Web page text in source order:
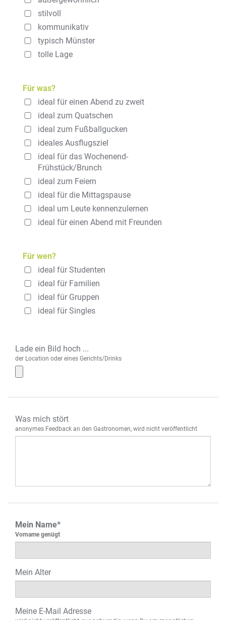
stilvoll
kommunikativ
typisch Münster
tolle Lage
Für was?
ideal für einen Abend zu zweit
ideal zum Quatschen
ideal zum Fußballgucken
ideales Ausflugsziel
ideal für das Wochenend-
Frühstück/Brunch
ideal zum Feiern
ideal für die Mittagspause
ideal um Leute kennenzulernen
ideal für einen Abend mit Freunden
Für wen?
ideal für Studenten
ideal für Familien
ideal für Gruppen
ideal für Singles
Lade ein Bild hoch ...
der Location oder eines Gerichts/Drinks
Was mich stört
anonymes Feedback an den Gastronomen, wird nicht veröffentlicht
Mein Name*
Vorname genügt
Mein Alter
Meine E-Mail Adresse